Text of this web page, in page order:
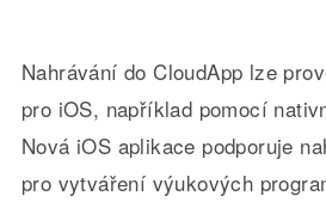
Nahrávání do CloudApp lze
pro iOS, například pomocí
Nová iOS aplikace podporuje
pro vytváření výukových